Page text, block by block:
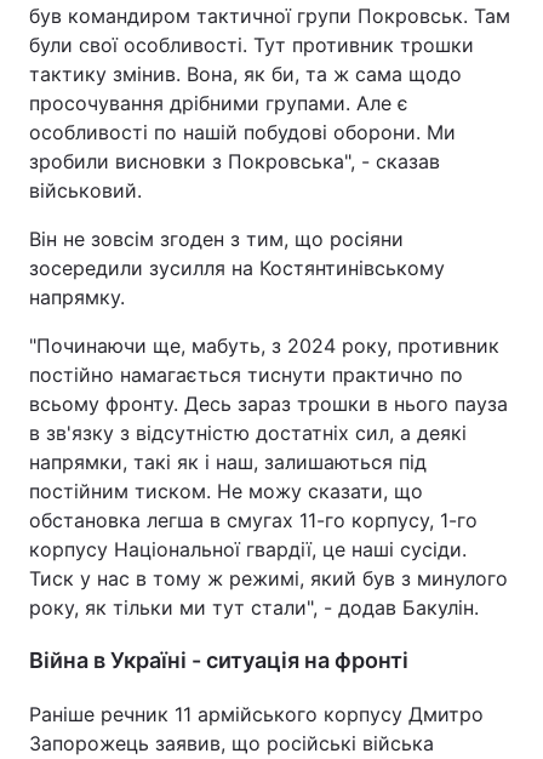
був командиром тактичної групи Покровськ. Там
були свої особливості. Тут противник трошки
тактику змінив. Вона, як би, та ж сама щодо
просочування дрібними групами. Але є
особливості по нашій побудові оборони. Ми
зробили висновки з Покровська", - сказав
військовий.
Він не зовсім згоден з тим, що росіяни
зосередили зусилля на Костянтинівському
напрямку.
"Починаючи ще, мабуть, з 2024 року, противник
постійно намагається тиснути практично по
всьому фронту. Десь зараз трошки в нього пауза
в зв'язку з відсутністю достатніх сил, а деякі
напрямки, такі як і наш, залишаються під
постійним тиском. Не можу сказати, що
обстановка легша в смугах 11-го корпусу, 1-го
корпусу Національної гвардії, це наші сусіди.
Тиск у нас в тому ж режимі, який був з минулого
року, як тільки ми тут стали", - додав Бакулін.
Війна в Україні - ситуація на фронті
Раніше речник 11 армійського корпусу Дмитро
Запорожець заявив, що російські війська